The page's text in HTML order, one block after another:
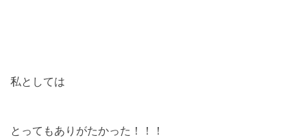
私としては
とってもありがたかった！！！